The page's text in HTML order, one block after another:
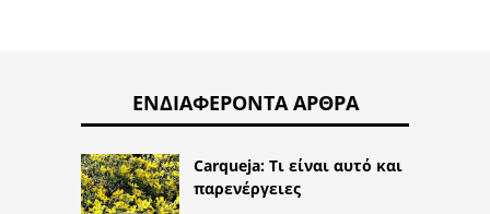
ΕΝΔΙΑΦΈΡΟΝΤΑ ΆΡΘΡΑ
Carqueja: Τι είναι αυτό και
παρενέργειες